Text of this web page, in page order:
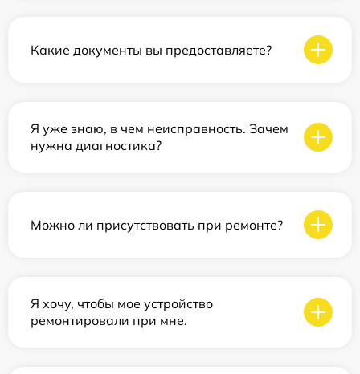
Какие документы вы предоставляете?
Я уже знаю, в чем неисправность. Зачем
нужна диагностика?
Можно ли присутствовать при ремонте?
Я хочу, чтобы мое устройство
ремонтировали при мне.